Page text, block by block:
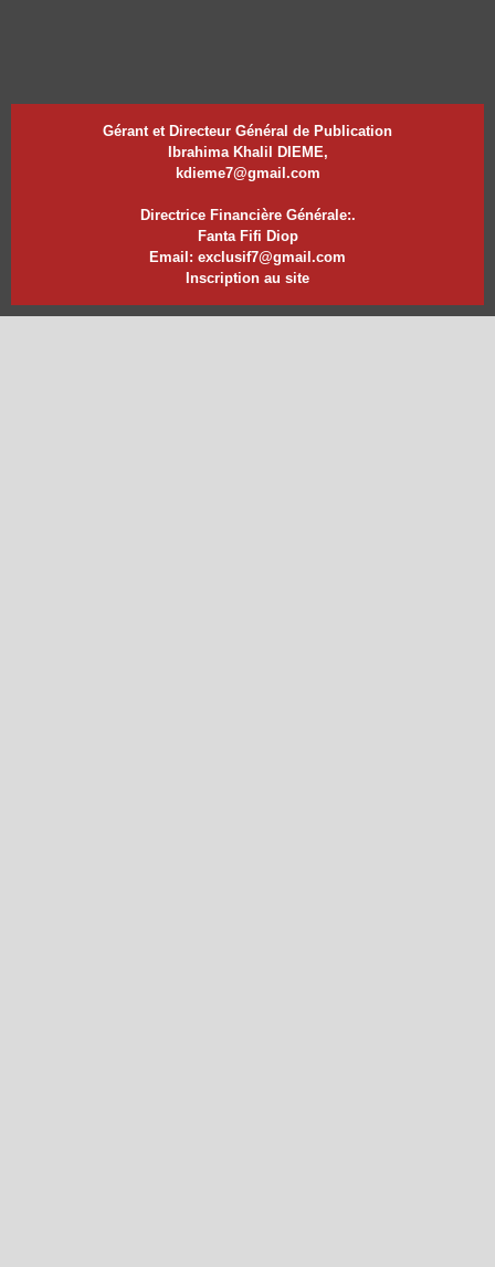
Gérant et Directeur Général de Publication
Ibrahima Khalil DIEME,
kdieme7@gmail.com
Directrice Financière Générale:.
Fanta Fifi Diop
Email: exclusif7@gmail.com
Inscription au site